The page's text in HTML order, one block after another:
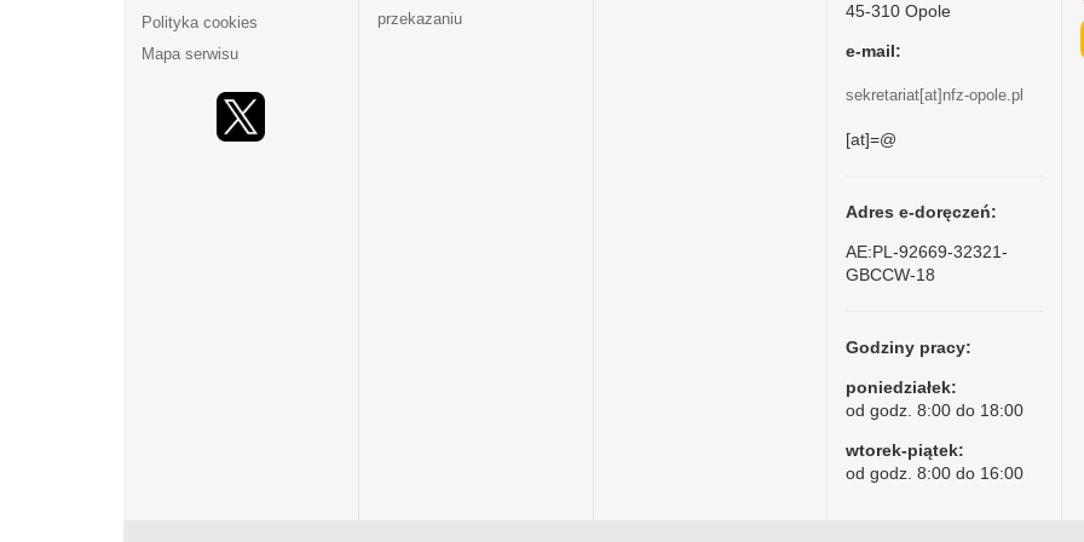
Polityka cookies
Mapa serwisu
przekazaniu
45-310 Opole
e-mail:
sekretariat[at]nfz-opole.pl
[at]=@
Adres e-doręczeń:
AE:PL-92669-32321-
GBCCW-18
Godziny pracy:
poniedziałek:
od godz. 8:00 do 18:00
wtorek-piątek:
od godz. 8:00 do 16:00